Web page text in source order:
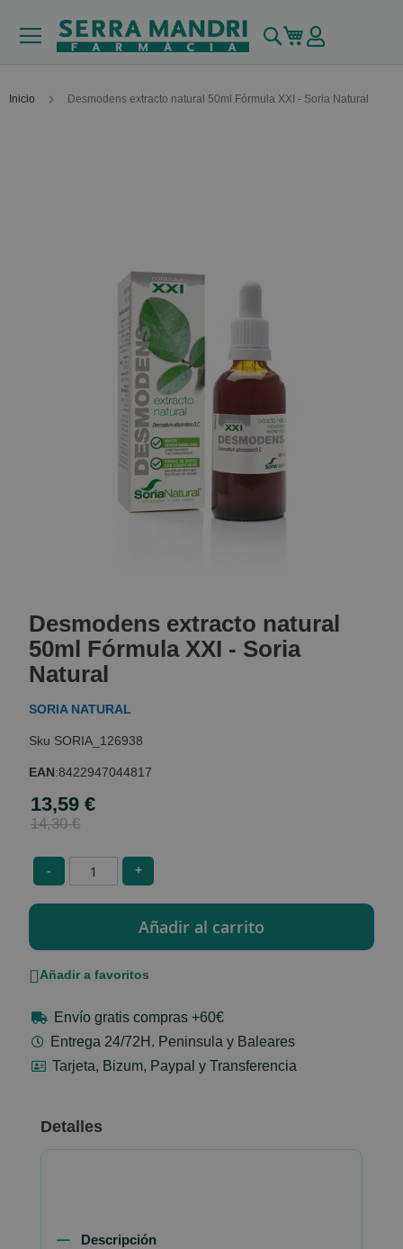
Buscar
Mi carrito
Inicio Desmodens extracto natural 50ml Fórmula XXI - Soria Natural
the
beginning
of
the
gallery
Desmodens extracto natural
50ml Fórmula XXI - Soria
Natural
SORIA NATURAL
SORIA_126938
EAN:8422947044817
Special
Price
13,59 €
14,30 €
- +
Añadir a favoritos
Envío gratis compras +60€
Entrega 24/72H. Peninsula y Baleares
Tarjeta, Bizum, Paypal y Transferencia
Detalles
Descripción